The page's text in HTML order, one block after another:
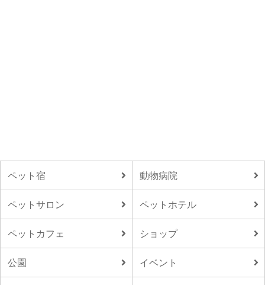
ペット宿 動物病院
ペットサロン ペットホテル
ペットカフェ ショップ
公園 イベント